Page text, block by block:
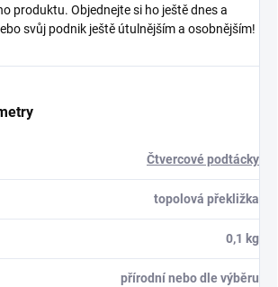
produktu. Objednejte si ho ještě dnes a
svůj podnik ještě útulnějším a osobnějším!
Čtvercové podtácky
topolová překližka
0,1 kg
přírodní nebo dle výběru